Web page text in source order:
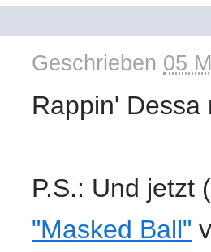
Geschrieben 05
Rappin'
P.S.: Und jetzt
"Masked Ball"